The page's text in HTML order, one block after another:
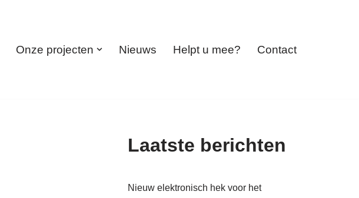
Onze projecten Nieuws Helpt u mee? Contact
Laatste berichten
Nieuw elektronisch hek voor het